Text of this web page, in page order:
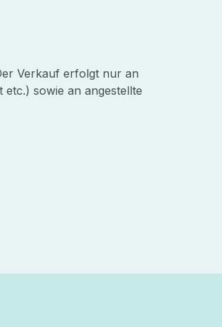
Verkauf erfolgt nur an
sowie an angestellte